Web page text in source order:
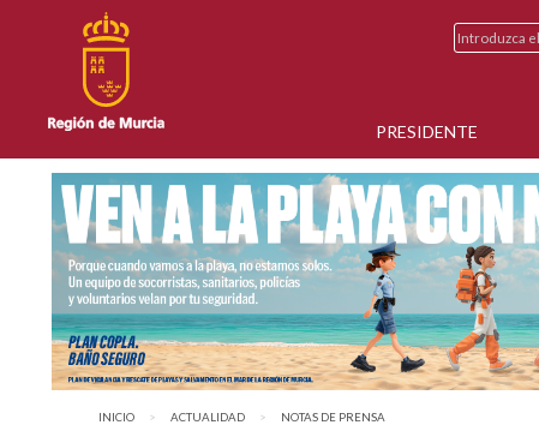
PRESIDENTE
INICIO ACTUALIDAD AQUÍ:
NOTAS DE PRENSA